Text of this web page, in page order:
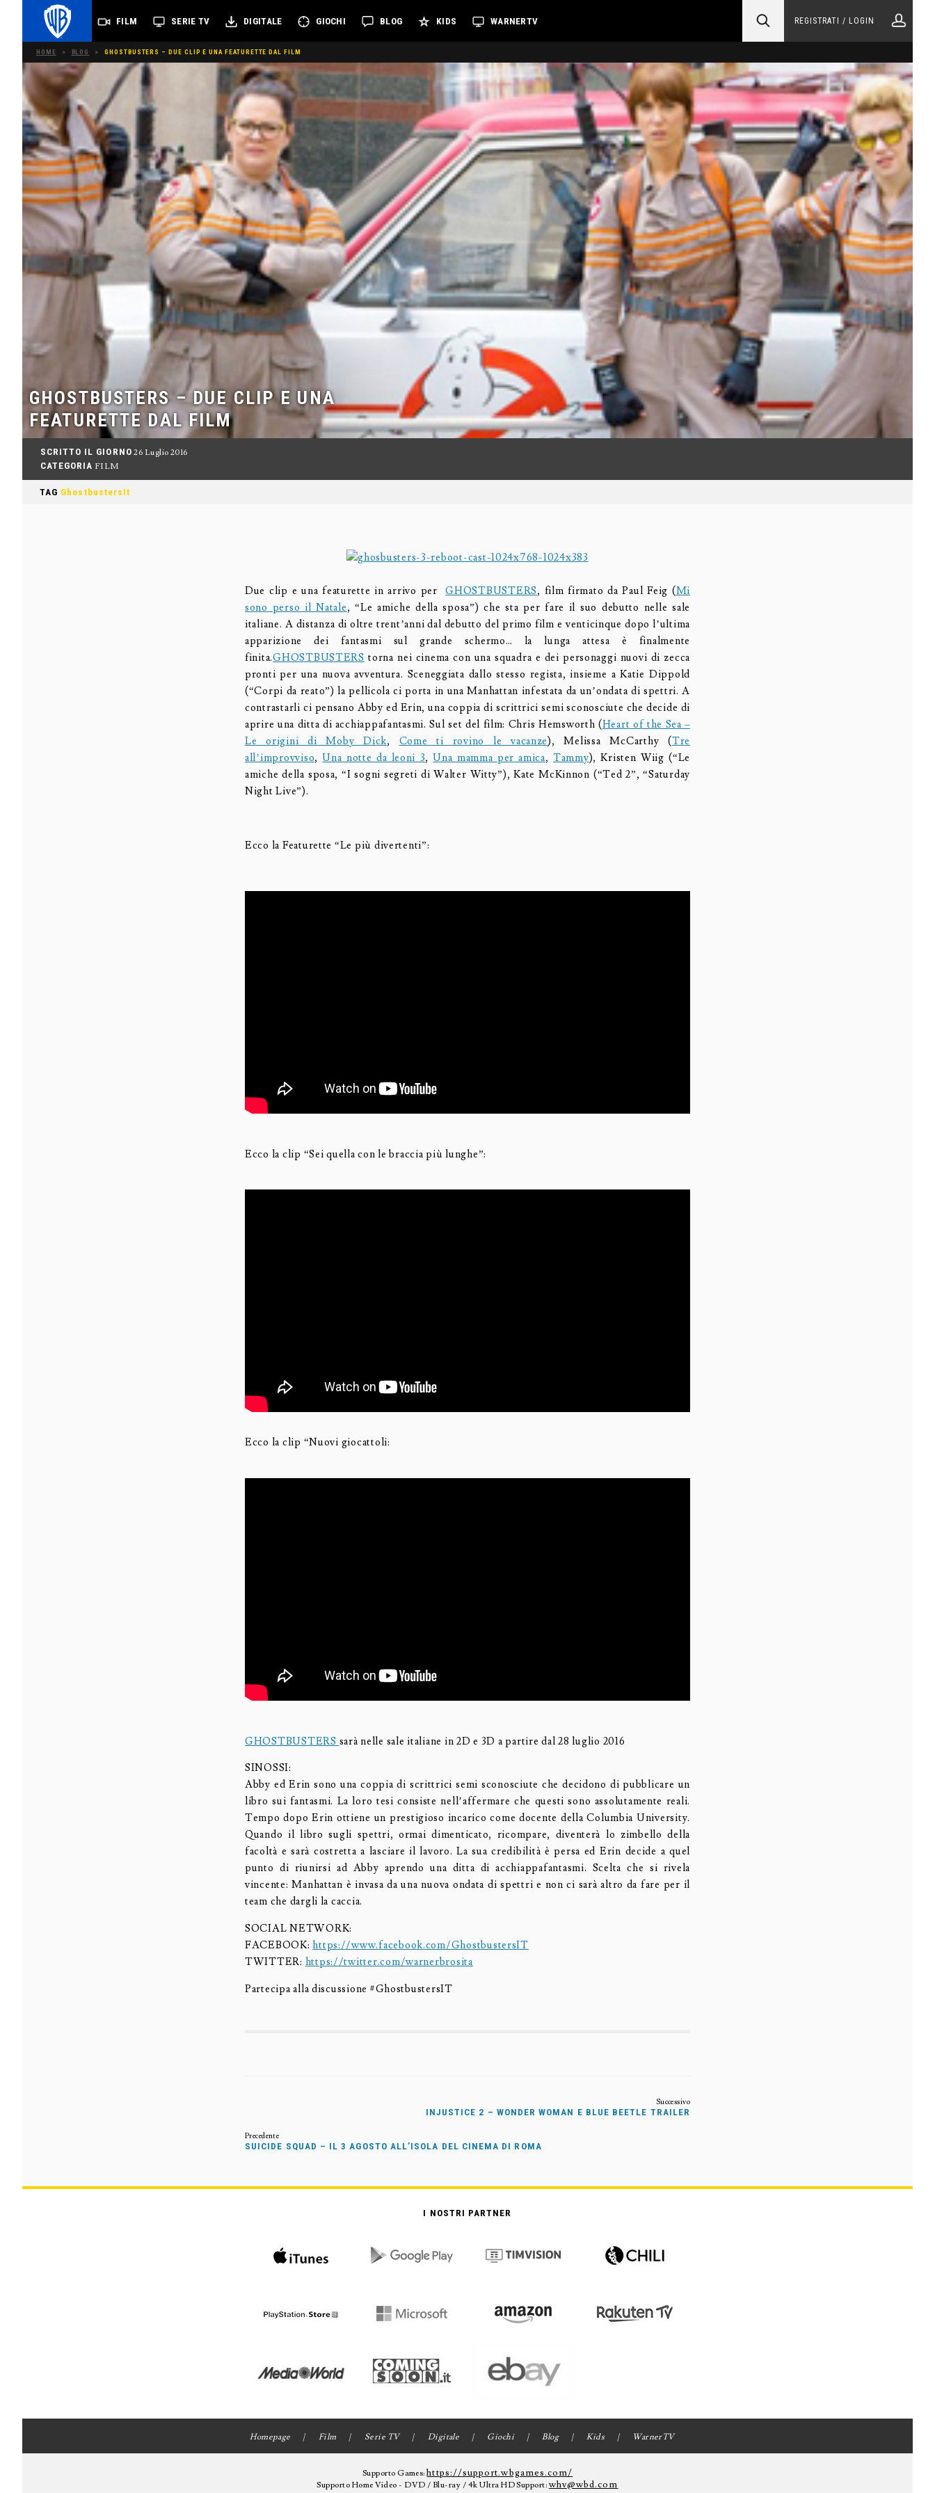
FILM SERIE TV DIGITALE GIOCHI BLOG KIDS WARNERTV REGISTRATI / LOGIN
HOME > BLOG > GHOSTBUSTERS – DUE CLIP E UNA FEATURETTE DAL FILM
GHOSTBUSTERS – DUE CLIP E UNA
FEATURETTE DAL FILM
SCRITTO IL GIORNO 26 Luglio 2016
CATEGORIA FILM
TAG GhostbustersIt
Due clip e una featurette in arrivo perGHOSTBUSTERS, film firmato da Paul Feig (Mi
sono perso il Natale, “Le amiche della sposa”) che sta per fare il suo debutto nelle sale
italiane. A distanza di oltre trent’anni dal debutto del primo film e venticinque dopo l’ultima
apparizione dei fantasmi sul grande schermo… la lunga attesa è finalmente
finita.GHOSTBUSTERS torna nei cinema con una squadra e dei personaggi nuovi di zecca
pronti per una nuova avventura. Sceneggiata dallo stesso regista, insieme a Katie Dippold
(“Corpi da reato”) la pellicola ci porta in una Manhattan infestata da un’ondata di spettri. A
contrastarli ci pensano Abby ed Erin, una coppia di scrittrici semi sconosciute che decide di
aprire una ditta di acchiappafantasmi. Sul set del film: Chris Hemsworth (Heart of the Sea –
Le origini di Moby Dick, Come ti rovino le vacanze), Melissa McCarthy (Tre
all’improvviso,Una notte da leoni 3,Una mamma per amica, Tammy), Kristen Wiig (“Le
amiche della sposa, “I sogni segreti di Walter Witty”), Kate McKinnon (“Ted 2”, “Saturday
Night Live”).
Ecco la Featurette “Le più divertenti”:
Ecco la clip “Sei quella con le braccia più lunghe”:
Ecco la clip “Nuovi giocattoli:
GHOSTBUSTERS sarà nelle sale italiane in 2D e 3D a partire dal 28 luglio 2016
SINOSSI:
Abby ed Erin sono una coppia di scrittrici semi sconosciute che decidono di pubblicare un
libro sui fantasmi. La loro tesi consiste nell’affermare che questi sono assolutamente reali.
Tempo dopo Erin ottiene un prestigioso incarico come docente della Columbia University.
Quando il libro sugli spettri, ormai dimenticato, ricompare, diventerà lo zimbello della
facoltà e sarà costretta a lasciare il lavoro. La sua credibilità è persa ed Erin decide a quel
punto di riunirsi ad Abby aprendo una ditta di acchiappafantasmi. Scelta che si rivela
vincente: Manhattan è invasa da una nuova ondata di spettri e non ci sarà altro da fare per il
team che dargli la caccia.
SOCIAL NETWORK:
FACEBOOK:https://www.facebook.com/GhostbustersIT
TWITTER: https://twitter.com/warnerbrosita
Partecipa alla discussione #GhostbustersIT
INJUSTICE 2 – WONDER WOMAN E BLUE BEETLE TRAILER
SUICIDE SQUAD – IL 3 AGOSTO ALL’ISOLA DEL CINEMA DI ROMA
I NOSTRI PARTNER
Homepage Film Serie TV Digitale Giochi Blog Kids WarnerTV
Supporto Games:https://support.wbgames.com/
Supporto Home Video - DVD / Blu-ray / 4k Ultra HD Support:whv@wbd.com